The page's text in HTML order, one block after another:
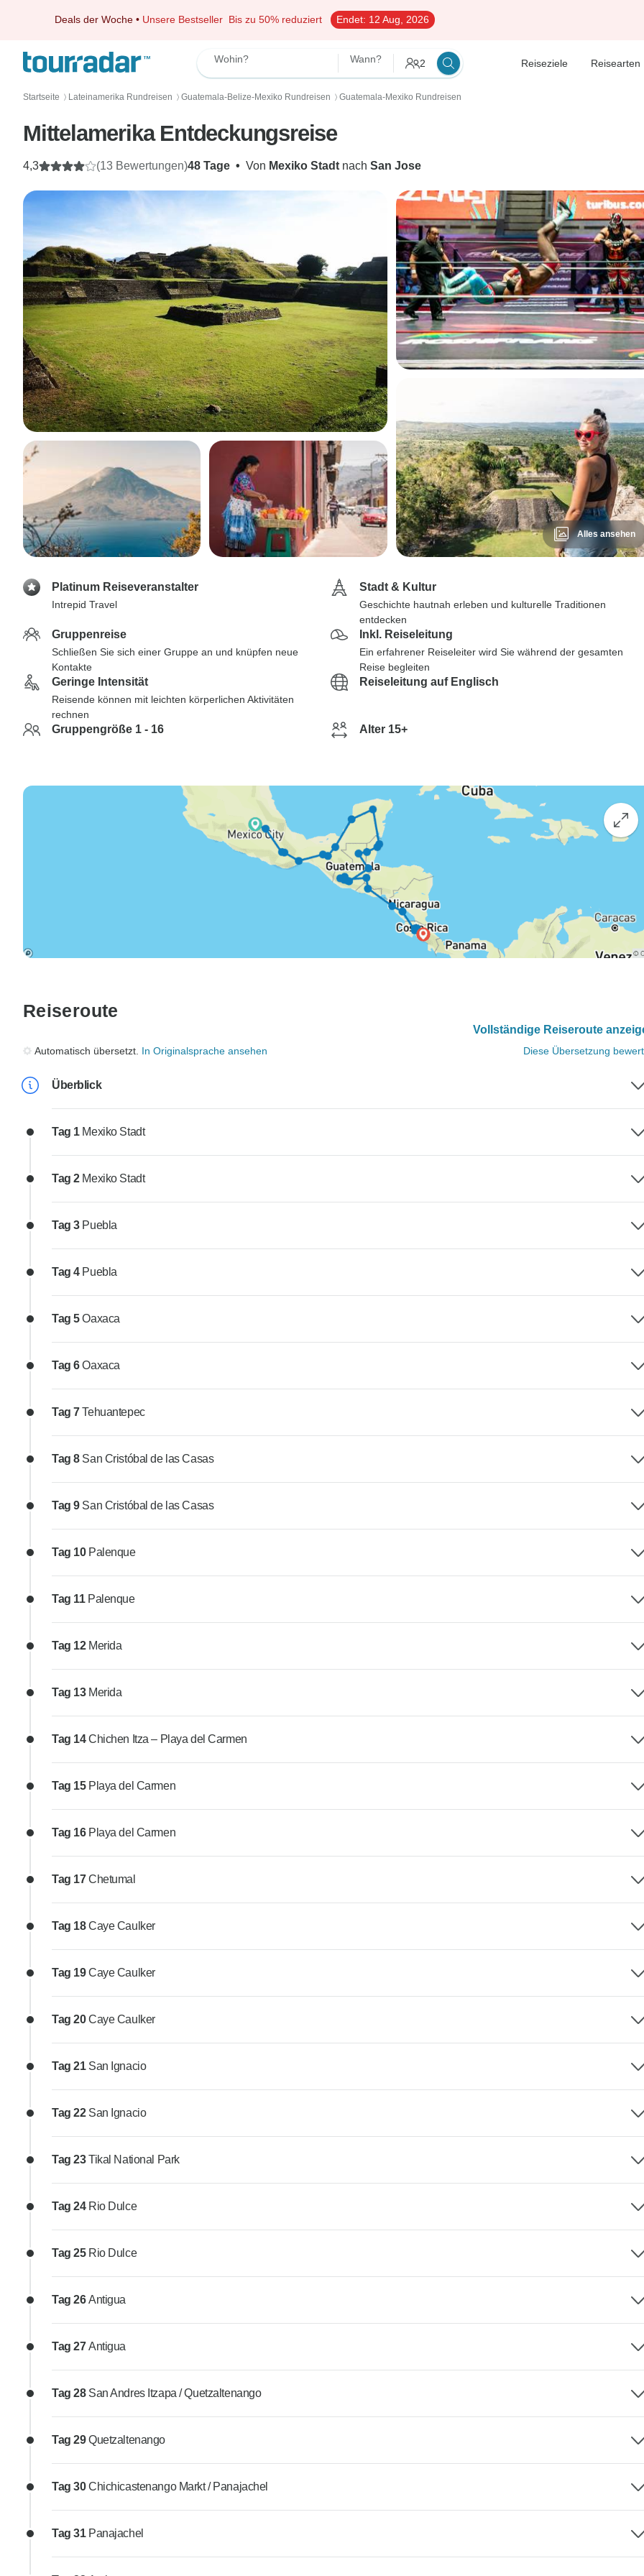
Deals der Woche • Unsere Bestseller Bis zu 50% reduziert Endet: 12 Aug, 2026
Wohin? Wann? 2 Reiseziele Reisearten
Startseite 〉 Lateinamerika Rundreisen 〉 Guatemala-Belize-Mexiko Rundreisen 〉 Guatemala-Mexiko Rundreisen
Mittelamerika Entdeckungsreise
48 Tage • Von Mexiko Stadt nach San Jose
4,3 (13 Bewertungen)
Alles ansehen
Platinum Reiseveranstalter
Intrepid Travel
Stadt & Kultur
Geschichte hautnah erleben und kulturelle Traditionen
entdecken
Gruppenreise
Schließen Sie sich einer Gruppe an und knüpfen neue
Kontakte
Inkl. Reiseleitung
Ein erfahrener Reiseleiter wird Sie während der gesamten
Reise begleiten
Geringe Intensität
Reisende können mit leichten körperlichen Aktivitäten
rechnen
Reiseleitung auf Englisch
Gruppengröße 1 - 16 Alter 15+
Reiseroute
Vollständige Reiseroute
Automatisch übersetzt. In Originalsprache ansehen Diese Übersetzung
Überblick
Tag 1 Mexiko Stadt
Tag 2 Mexiko Stadt
Tag 3 Puebla
Tag 4 Puebla
Tag 5Oaxaca
Tag 6Oaxaca
Tag 7Tehuantepec
Tag 8 San Cristóbal de las Casas
Tag 9 San Cristóbal de las Casas
Tag 10 Palenque
Tag 11 Palenque
Tag 12 Merida
Tag 13 Merida
Tag 14Chichen Itza – Playa del Carmen
Tag 15 Playa del Carmen
Tag 16 Playa del Carmen
Tag 17Chetumal
Tag 18Caye Caulker
Tag 19Caye Caulker
Tag 20Caye Caulker
Tag 21 San Ignacio
Tag 22 San Ignacio
Tag 23Tikal National Park
Tag 24 Rio Dulce
Tag 25 Rio Dulce
Tag 26Antigua
Tag 27Antigua
Tag 28 San Andres Itzapa / Quetzaltenango
Tag 29Quetzaltenango
Tag 30Chichicastenango Markt / Panajachel
Tag 31 Panajachel